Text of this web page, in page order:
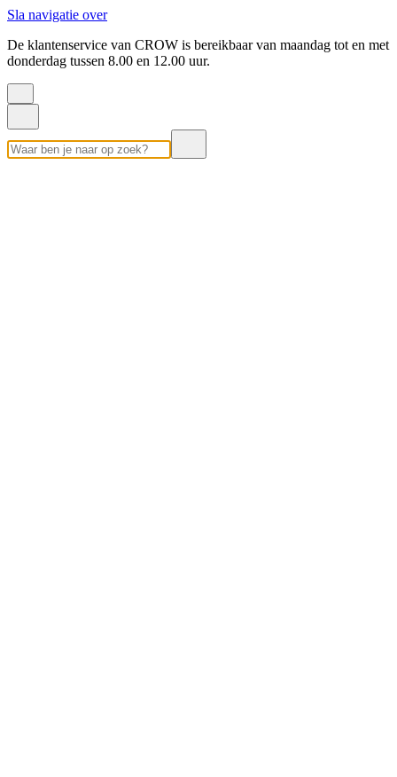
Sla navigatie over
De klantenservice van CROW is bereikbaar van maandag tot en met
donderdag tussen 8.00 en 12.00 uur.